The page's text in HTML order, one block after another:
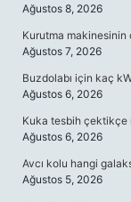
Ağustos 8, 2026
Kurutma makinesinin
Ağustos 7, 2026
Buzdolabı için kaç
Ağustos 6, 2026
Kuka tesbih çektikçe
Ağustos 6, 2026
Avcı kolu hangi
Ağustos 5, 2026